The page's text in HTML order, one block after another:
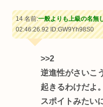
14 名前:一般よりも上級の名無
02:46:26.92ID:GW9Yh98S0
>>2
逆進性がさいこ
起きるわけだよ。
スポイトみたい